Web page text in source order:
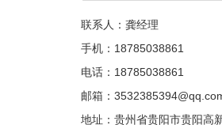
联系人：龚经理
手机：18785038861
电话：18785038861
邮箱：
地址：贵州省贵阳市贵阳高